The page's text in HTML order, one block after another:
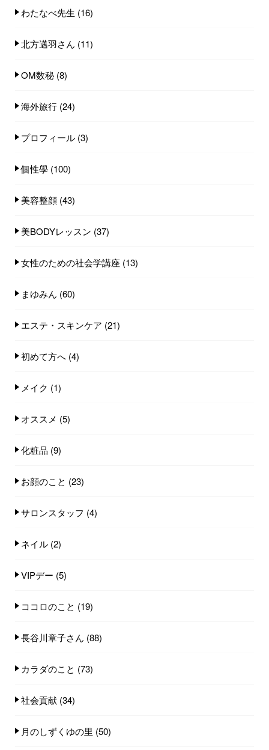
わたなべ先生 (16)
北方邁羽さん (11)
OM数秘 (8)
海外旅行 (24)
プロフィール (3)
個性學 (100)
美容整顔 (43)
美BODYレッスン (37)
女性のための社会学講座 (13)
まゆみん (60)
エステ・スキンケア (21)
初めて方へ (4)
メイク (1)
オススメ (5)
化粧品 (9)
お顔のこと (23)
サロンスタッフ (4)
ネイル (2)
VIPデー (5)
ココロのこと (19)
長谷川章子さん (88)
カラダのこと (73)
社会貢献 (34)
月のしずくゆの里 (50)